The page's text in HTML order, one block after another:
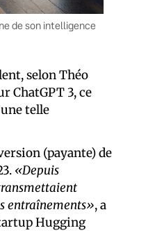
de son intelligence
selon Théo
ChatGPT 3, ce
telle
(payante) de
«Depuis
entraînements», a
Hugging